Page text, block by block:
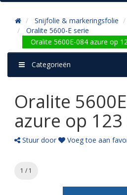
Snijfolie & markeringsfolie
Oralite 5600-E serie
Oralite 5600E-084 azure op
Categorieën
Oralite
azure op 123
Stuur door Voeg toe aan
1 / 1